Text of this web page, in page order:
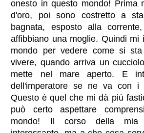
onesto in questo mondo! Prima
d'oro, poi sono costretto a
bagnata, esposto alla
affibbiano una moglie. Quindi mi
mondo per vedere come si
vivere, quando arriva un
mette nel mare aperto. E
dell'imperatore se ne va con i
Questo è quel che mi dà più
può certo aspettare
mondo! Il corso della